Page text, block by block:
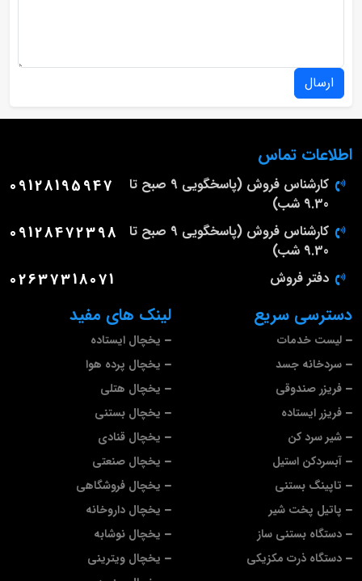
ارسال
لینک های مفید
یخچال ایستاده
یخچال پرده هوا
یخچال هتلی
یخچال بستنی
یخچال قنادی
یخچال صنعتی
یخچال فروشگاهی
یخچال داروخانه
یخچال نوشابه
یخچال ویترینی
دسترسی سریع
لیست خدمات
سردخانه جسد
فریزر صندوقی
فریزر ایستاده
شیر سرد کن
آبسردکن استیل
تاپینگ بستنی
پاتیل پخت شیر
دستگاه بستنی ساز
دستگاه ذرت مکزیکی
اطلاعات تماس
کارشناس فروش (پاسخگویی 9 صبح تا
9.30 شب)
09128195947
کارشناس فروش (پاسخگویی 9 صبح تا
9.30 شب)
09128472398
دفتر فروش 02637318071